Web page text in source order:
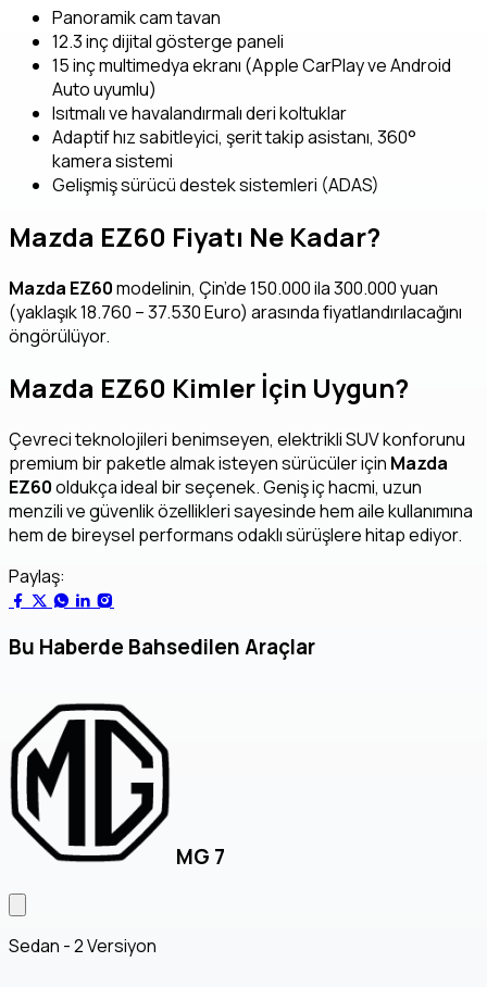
Panoramik cam tavan
12.3 inç dijital gösterge paneli
15 inç multimedya ekranı (Apple CarPlay ve Android
Auto uyumlu)
Isıtmalı ve havalandırmalı deri koltuklar
Adaptif hız sabitleyici, şerit takip asistanı, 360°
kamera sistemi
Gelişmiş sürücü destek sistemleri (ADAS)
Mazda EZ60 Fiyatı Ne Kadar?
Mazda EZ60modelinin, Çin’de 150.000 ila 300.000 yuan
(yaklaşık 18.760 – 37.530 Euro) arasında fiyatlandırılacağını
öngörülüyor.
Mazda EZ60 Kimler İçin Uygun?
Çevreci teknolojileri benimseyen, elektrikli SUV konforunu
premium bir paketle almak isteyen sürücüler için Mazda
EZ60oldukça ideal bir seçenek. Geniş iç hacmi, uzun
menzili ve güvenlik özellikleri sayesinde hem aile kullanımına
hem de bireysel performans odaklı sürüşlere hitap ediyor.
Paylaş:
Bu Haberde Bahsedilen Araçlar
MG 7
Sedan - 2 Versiyon